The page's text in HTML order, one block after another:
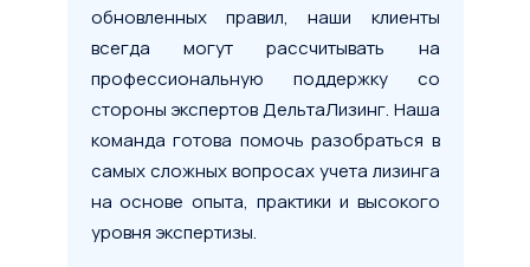
обновленных правил, наши клиенты
всегда могут рассчитывать на
профессиональную поддержку со
стороны экспертов ДельтаЛизинг. Наша
команда готова помочь разобраться в
самых сложных вопросах учета лизинга
на основе опыта, практики и высокого
уровня экспертизы.